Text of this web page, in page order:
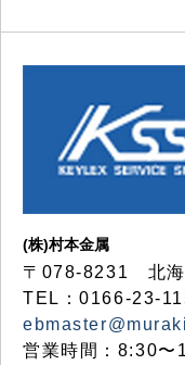
(株)村本金属
〒078-8231 北海
TEL：0166-23-
営業時間：8:30〜